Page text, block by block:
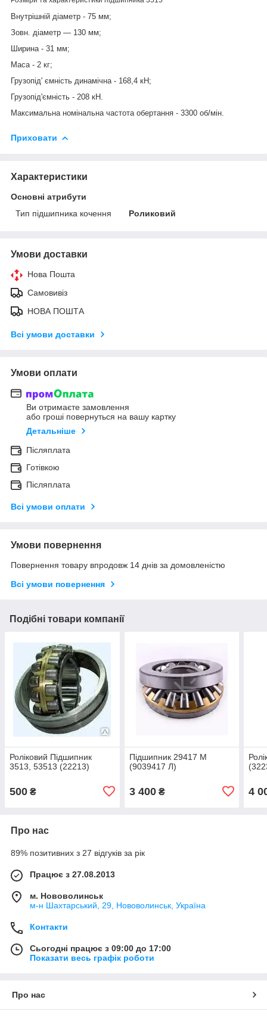
Внутрішній діаметр - 75 мм;
Зовн. діаметр — 130 мм;
Ширина - 31 мм;
Маса - 2 кг;
Грузопід' ємність динамічна - 168,4 кН;
Грузопід'ємність - 208 кН.
Максимальна номінальна частота обертання - 3300 об/мін.
Приховати
Характеристики
Основні атрибути
Тип підшипника кочення
Роликовий
Умови доставки
Нова Пошта
Самовивіз
НОВА ПОШТА
Всі умови доставки
Умови оплати
Ви отримаєте замовлення
або гроші повернуться на вашу картку
Детальніше
Післяплата
Готівкою
Післяплата
Всі умови оплати
Умови повернення
Повернення товару впродовж 14 днів за домовленістю
Всі умови повернення
Подібні товари компанії
Роліковий Підшипник
3513, 53513 (22213)
500 ₴
Підшипник 29417 М
(9039417 Л)
3 400₴ 4
Про нас
89% позитивних з 27 відгуків за рік
Працює з 27.08.2013
м. Нововолинськ
м-н Шахтарський, 29, Нововолинськ, Україна
Контакти
Сьогодні працює з 09:00 до 17:00
Показати весь графік роботи
Про нас